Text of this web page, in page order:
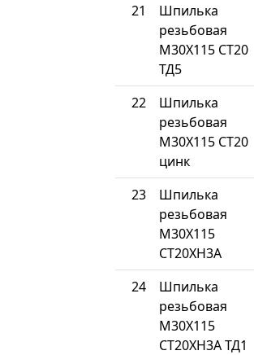
21
Шпилька
резьбовая
М30Х115 СТ20
ТД5
22
Шпилька
резьбовая
М30Х115 СТ20
цинк
23
Шпилька
резьбовая
М30Х115
СТ20ХН3А
24
Шпилька
резьбовая
М30Х115
СТ20ХН3А ТД1